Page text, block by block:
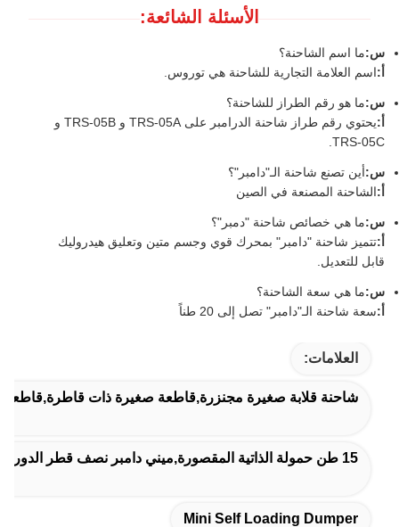
الأسئلة الشائعة:
س:ما اسم الشاحنة؟
اسم العلامة التجارية للشاحنة هي توروس.
س:ما هو رقم الطراز للشاحنة؟
يحتوي رقم طراز شاحنة الدرامبر على TRS-05A و TRS-05B و
TRS-05C.
س:أين تصنع شاحنة الـ"دامبر"؟
الشاحنة المصنعة في الصين
س:ما هي خصائص شاحنة "دمبر"؟
تتميز شاحنة "دامبر" بمحرك قوي وجسم متين وتعليق هيدروليك
قابل للتعديل.
س:ما هي سعة الشاحنة؟
سعة شاحنة الـ"دامبر" تصل إلى 20 طناً
العلامات:
شاحنة قلابة صغيرة مجنزرة,قاطعة صغيرة ذات قاطرة,قاطعة
15 طن حمولة الذاتية المقصورة,ميني دامبر نصف قطر الدوران الصغير
Mini Self Loading Dumper